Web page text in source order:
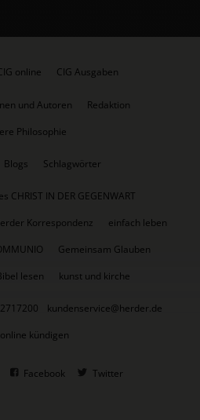
online CIG Ausgaben
und Autoren
Redaktion
Philosophie
Blogs Schlagwörter
CHRIST IN DER GEGENWART
Korrespondenz
einfach leben
Gemeinsam Glauben
lesen kunst und kirche
kundenservice@herder.de
kündigen
Facebook Twitter